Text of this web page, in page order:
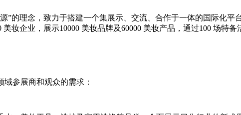
”的理念，致力于搭建一个集展示、交流、合作于一体的国际化平
妆企业，展示10000 美妆品牌及60000 美妆产品，通过100 场特
参展商和观众的需求：